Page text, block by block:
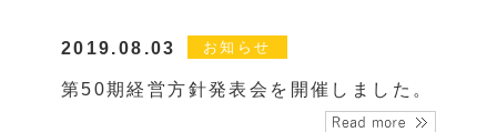
2019.08.03 お知らせ
第50期経営方針発表会を開催しました。